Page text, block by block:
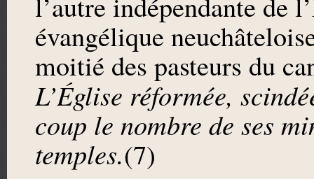
évangélique
moitié des pasteurs du
L’Église réformée,
coup le nombre de ses
temples.(7)